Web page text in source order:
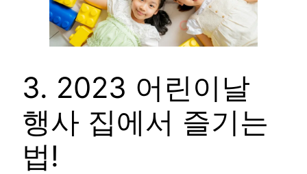
3. 2023 어린이날
행사 집에서 즐기는
법!